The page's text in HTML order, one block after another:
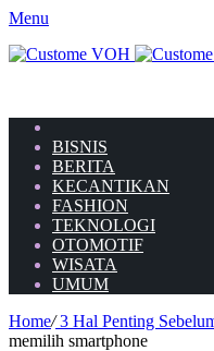
Menu
BISNIS
BERITA
KECANTIKAN
FASHION
TEKNOLOGI
OTOMOTIF
WISATA
UMUM
Home/3 Hal Penting
memilih smartphone